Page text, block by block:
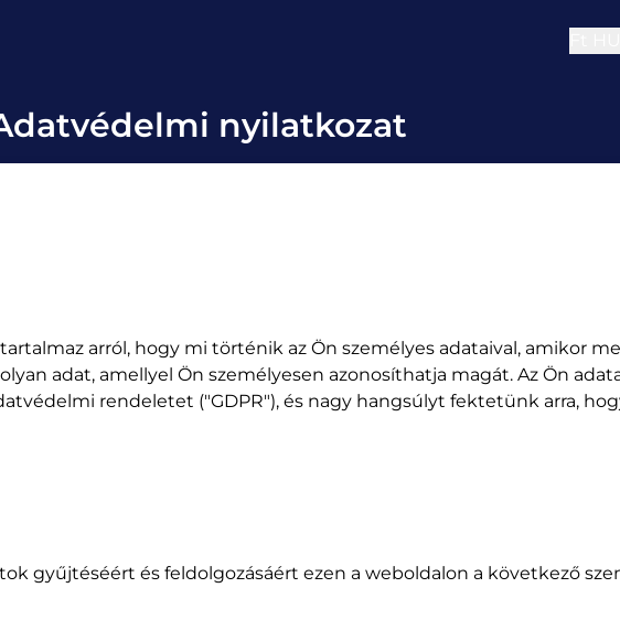
nyilatkozat
arról, hogy mi történik az Ön személyes adataival, amikor
adat, amellyel Ön személyesen azonosíthatja magát. Az Ön
rendeletet ("GDPR"), és nagy hangsúlyt fektetünk arra,
gyűjtéséért és feldolgozásáért ezen a weboldalon a következő